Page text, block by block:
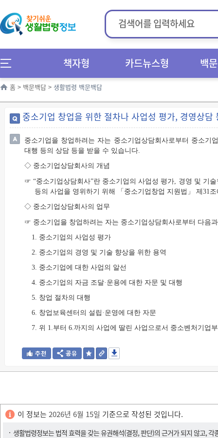
책자형 카드뉴스형 백
홈 > 백문백답 > 생활법령 백문백답
중소기업 창업을 위한 절차나 사업성 평가, 경영상
중소기업을 창업하려는 자는 중소기업상담회사로부터 중소
대행 등의 상담 등을 받을 수 있습니다.
◇ 중소기업상담회사의 개념
☞ “중소기업상담회사”란 중소기업의 사업성 평가, 경영 및 기
등의 사업을 영위하기 위해 「중소기업창업 지원법」 제31
◇ 중소기업상담회사의 업무
☞ 중소기업을 창업하려는 자는 중소기업상담회사로부터 다음
1. 중소기업의 사업성 평가
2. 중소기업의 경영 및 기술 향상을 위한 용역
3. 중소기업에 대한 사업의 알선
4. 중소기업의 자금 조달·운용에 대한 자문 및 대행
5. 창업 절차의 대행
6. 창업보육센터의 설립·운영에 대한 자문
7. 위 1.부터 6.까지의 사업에 딸린 사업으로서 중소벤처기업
이 정보는 2026년 6월 15일 기준으로 작성된 것입니다.
생활법령정보는 법적 효력을 갖는 유권해석(결정, 판단)의 근거가 되지 않고,